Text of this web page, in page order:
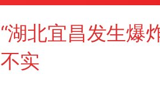
“湖北宜昌发生爆
不实